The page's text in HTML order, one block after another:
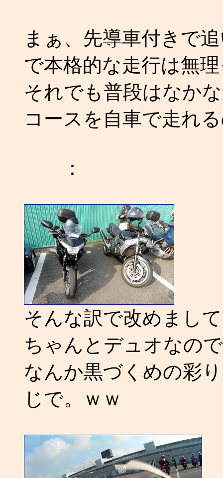
まぁ、先導車付きで
で本格的な走行は無
それでも普段はなか
コースを自車で走れ
：
そんな訳で改めまし
ちゃんとデュオなの
なんか黒づくめの彩
じで。ｗｗ